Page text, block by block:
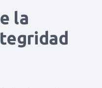
la